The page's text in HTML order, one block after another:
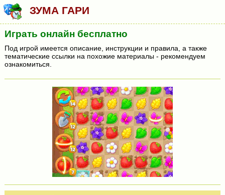
ЗУМА ГАРИ
Играть онлайн бесплатно
Под игрой имеется описание, инструкции и правила, а также
тематические ссылки на похожие материалы - рекомендуем
ознакомиться.